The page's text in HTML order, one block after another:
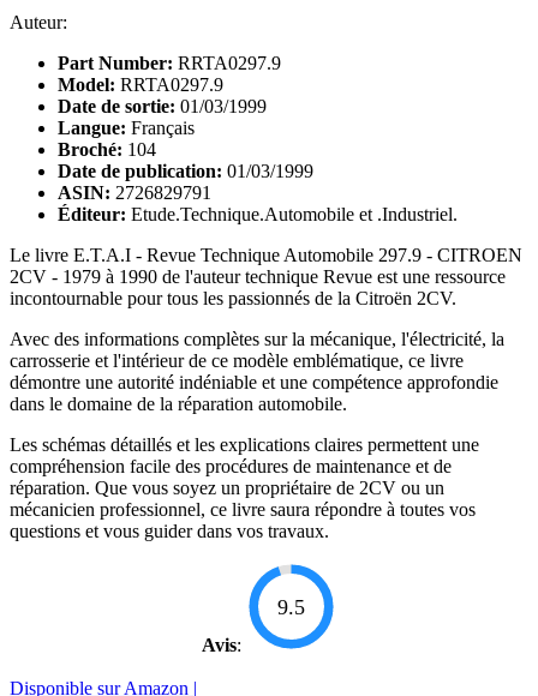
Auteur:
Part Number: RRTA0297.9
Model: RRTA0297.9
Date de sortie: 01/03/1999
Langue: Français
Broché: 104
Date de publication: 01/03/1999
ASIN: 2726829791
Éditeur: Etude.Technique.Automobile et .Industriel.
Le livre E.T.A.I - Revue Technique Automobile 297.9 - CITROEN
2CV - 1979 à 1990 de l'auteur technique Revue est une ressource
incontournable pour tous les passionnés de la Citroën 2CV.
Avec des informations complètes sur la mécanique, l'électricité, la
carrosserie et l'intérieur de ce modèle emblématique, ce livre
démontre une autorité indéniable et une compétence approfondie
dans le domaine de la réparation automobile.
Les schémas détaillés et les explications claires permettent une
compréhension facile des procédures de maintenance et de
réparation. Que vous soyez un propriétaire de 2CV ou un
mécanicien professionnel, ce livre saura répondre à toutes vos
questions et vous guider dans vos travaux.
Avis:
9.5
Disponible sur Amazon |